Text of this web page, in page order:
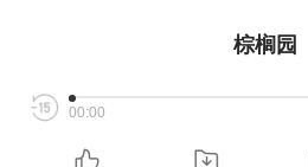
棕榈园
00:00